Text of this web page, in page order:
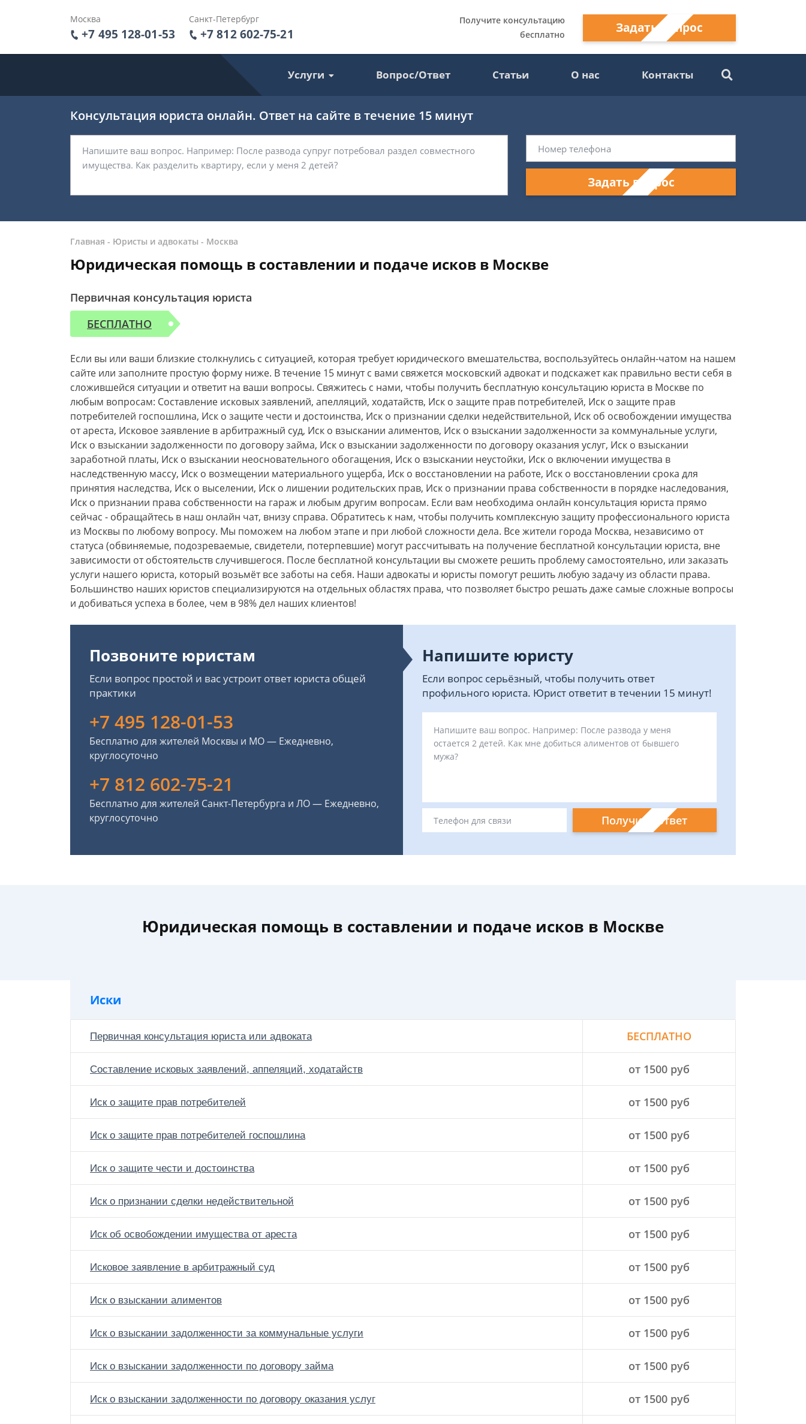
Москва
+7 495 128-01-53
Санкт-Петербург
+7 812 602-75-21
Получите консультацию
бесплатно
Задать вопрос
Услуги Вопрос/Ответ Статьи О нас Контакты
Консультация юриста онлайн. Ответ на сайте в течение 15 минут
Задать вопрос
Главная - Юристы и адвокаты - Москва
Юридическая помощь в составлении и подаче исков в Москве
Первичная консультация юриста
БЕСПЛАТНО
Если вы или ваши близкие столкнулись c ситуацией, которая требует юридического вмешательства, воспользуйтесь онлайн-чатом на нашем
сайте или заполните простую форму ниже. В течение 15 минут с вами свяжется московский адвокат и подскажет как правильно вести себя в
сложившейся ситуации и ответит на ваши вопросы. Свяжитесь с нами, чтобы получить бесплатную консультацию юриста в Москве по
любым вопросам: Составление исковых заявлений, апелляций, ходатайств, Иск о защите прав потребителей, Иск о защите прав
потребителей госпошлина, Иск о защите чести и достоинства, Иск о признании сделки недействительной, Иск об освобождении имущества
от ареста, Исковое заявление в арбитражный суд, Иск о взыскании алиментов, Иск о взыскании задолженности за коммунальные услуги,
Иск о взыскании задолженности по договору займа, Иск о взыскании задолженности по договору оказания услуг, Иск о взыскании
заработной платы, Иск о взыскании неосновательного обогащения, Иск о взыскании неустойки, Иск о включении имущества в
наследственную массу, Иск о возмещении материального ущерба, Иск о восстановлении на работе, Иск о восстановлении срока для
принятия наследства, Иск о выселении, Иск о лишении родительских прав, Иск о признании права собственности в порядке наследования,
Иск о признании права собственности на гараж и любым другим вопросам. Если вам необходима онлайн консультация юриста прямо
сейчас - обращайтесь в наш онлайн чат, внизу справа. Обратитесь к нам, чтобы получить комплексную защиту профессионального юриста
из Москвы по любому вопросу. Мы поможем на любом этапе и при любой сложности дела. Все жители города Москва, независимо от
статуса (обвиняемые, подозреваемые, свидетели, потерпевшие) могут рассчитывать на получение бесплатной консультации юриста, вне
зависимости от обстоятельств случившегося. После бесплатной консультации вы сможете решить проблему самостоятельно, или заказать
услуги нашего юриста, который возьмёт все заботы на себя. Наши адвокаты и юристы помогут решить любую задачу из области права.
Большинство наших юристов специализируются на отдельных областях права, что позволяет быстро решать даже самые сложные вопросы
и добиваться успеха в более, чем в 98% дел наших клиентов!
Позвоните юристам
Если вопрос простой и вас устроит ответ юриста общей
практики
+7 495 128-01-53
Бесплатно для жителей Москвы и МО — Ежедневно,
круглосуточно
+7 812 602-75-21
Бесплатно для жителей Санкт-Петербурга и ЛО — Ежедневно,
круглосуточно
Напишите юристу
Если вопрос серьёзный, чтобы получить ответ
профильного юриста. Юрист ответит в течении 15 минут!
Получить ответ
Юридическая помощь в составлении и подаче исков в Москве
Иски
Первичная консультация юриста или адвоката БЕСПЛАТНО
Составление исковых заявлений, аппеляций, ходатайств от 1500 руб
Иск о защите прав потребителей от 1500 руб
Иск о защите прав потребителей госпошлина от 1500 руб
Иск о защите чести и достоинства от 1500 руб
Иск о признании сделки недействительной от 1500 руб
Иск об освобождении имущества от ареста от 1500 руб
Исковое заявление в арбитражный суд от 1500 руб
Иск о взыскании алиментов от 1500 руб
Иск о взыскании задолженности за коммунальные услуги от 1500 руб
Иск о взыскании задолженности по договору займа от 1500 руб
Иск о взыскании задолженности по договору оказания услуг от 1500 руб